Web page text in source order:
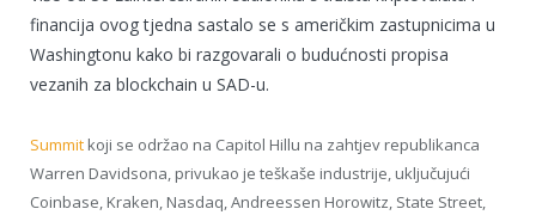
financija ovog tjedna sastalo se s američkim zastupnicima u
Washingtonu kako bi razgovarali o budućnosti propisa
vezanih za blockchain u SAD-u.
Summit koji se održao na Capitol Hillu na zahtjev republikanca
Warren Davidsona, privukao je teškaše industrije, uključujući
Coinbase, Kraken, Nasdaq, Andreessen Horowitz, State Street,